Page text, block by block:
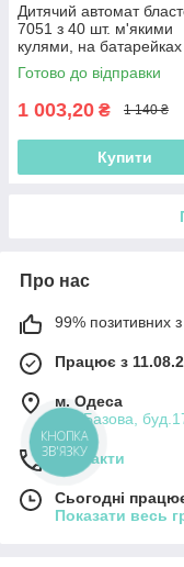
Дитячий автомат
7051 з 40 шт. м'якими
кулями, на батарейках
Готово до відправки
1 003,20 ₴ 1 140 ₴
Купити
Про нас
99% позитивних з
Працює з
м. Одеса
вул.Базова,
Контакти
Сьогодні
Показати весь
КНОПКА
ЗВ'ЯЗКУ